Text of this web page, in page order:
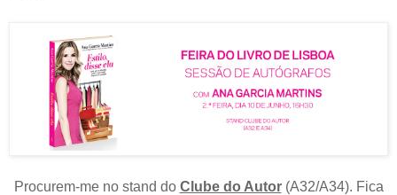
Procurem-me no stand do Clube do Autor(A32/A34). Fica